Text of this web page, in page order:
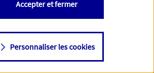
moment en allant sur
politique decookies
Personnaliser les cookies
Accepter et fermer